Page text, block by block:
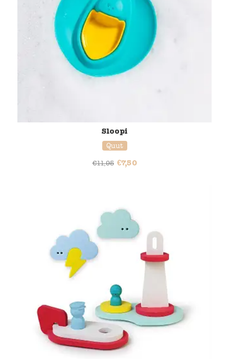
Sloopi
Quut
€11,95 €7,50